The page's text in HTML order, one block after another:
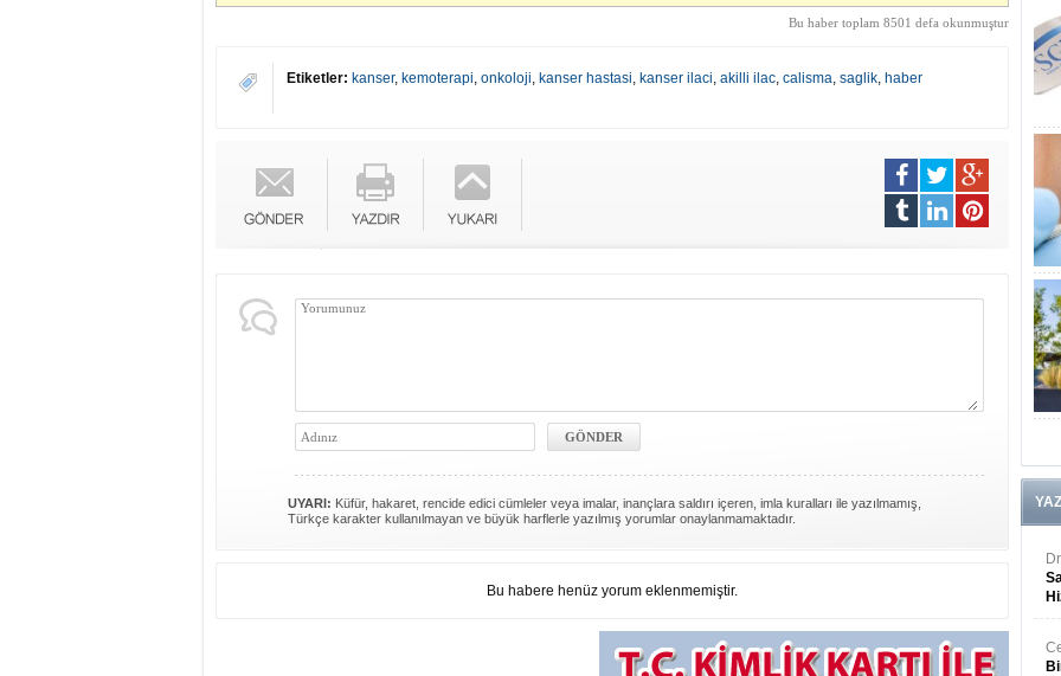
Bu haber toplam 8501 defa okunmuştur
Etiketler: kanser, kemoterapi, onkoloji, kanser hastasi, kanser ilaci, akilli ilac, calisma, saglik, haber
UYARI: Küfür, hakaret, rencide edici cümleler veya imalar, inançlara saldırı içeren, imla kuralları ile yazılmamış,
Türkçe karakter kullanılmayan ve büyük harflerle yazılmış yorumlar onaylanmamaktadır.
Bu habere henüz yorum eklenmemiştir.